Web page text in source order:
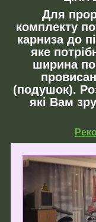
Для
комплекту
карниза до
яке
ширина
(подушок).
які Вам